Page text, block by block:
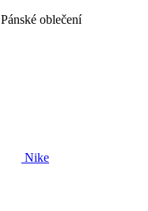
Pánské oblečení
Nike